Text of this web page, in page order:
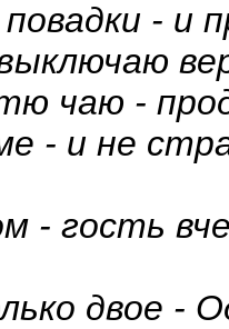
- и
чаю -
- и не
- гость
двое -